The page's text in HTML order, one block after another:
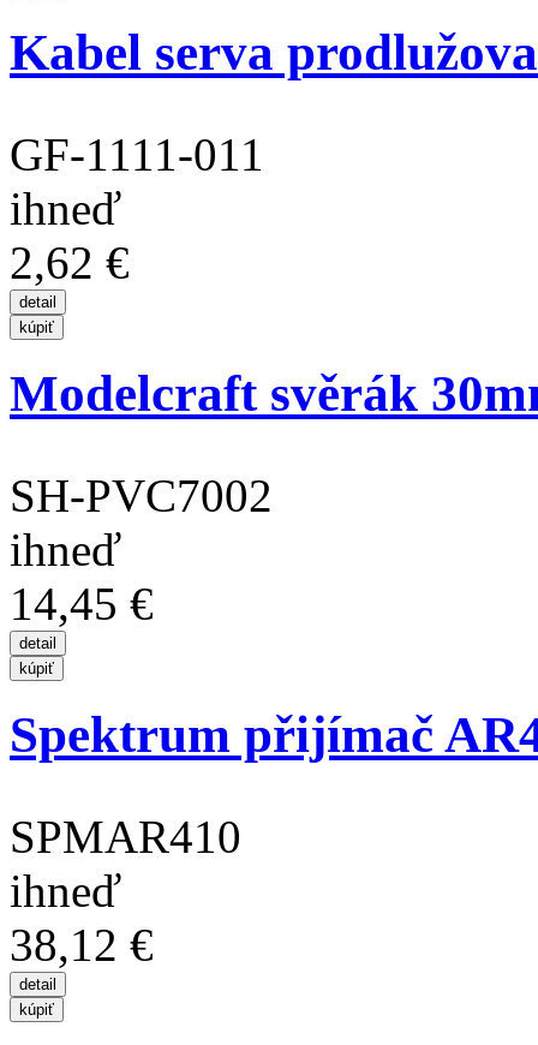
Kabel serva
GF-1111-011
ihneď
2,62 €
Modelcraft svěrák
SH-PVC7002
ihneď
14,45 €
Spektrum přijímač
SPMAR410
ihneď
38,12 €